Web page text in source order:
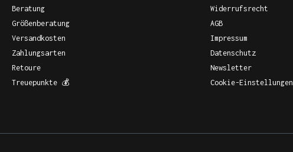
Beratung
Größenberatung
Versandkosten
Zahlungsarten
Retoure
Treuepunkte 💰
Widerrufsrecht
AGB
Impressum
Datenschutz
Newsletter
Cookie-Einstellungen